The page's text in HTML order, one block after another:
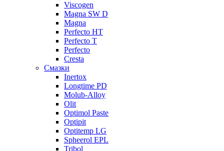
Viscogen
Magna SW D
Magna
Perfecto HT
Perfecto T
Perfecto
Cresta
Смазки
Inertox
Longtime PD
Molub-Alloy
Olit
Optimol Paste
Optipit
Optitemp LG
Spheerol EPL
Tribol